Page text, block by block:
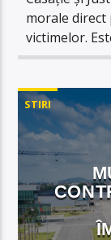
morale
victimelor.
STIRI